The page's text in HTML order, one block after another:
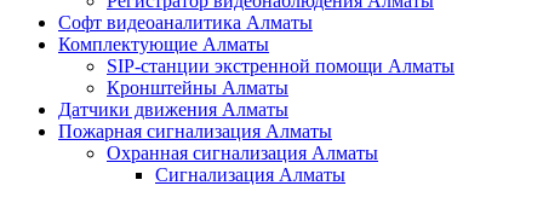
Софт видеоаналитика Алматы
Комплектующие Алматы
SIP-станции экстренной помощи Алматы
Кронштейны Алматы
Датчики движения Алматы
Пожарная сигнализация Алматы
Охранная сигнализация Алматы
Сигнализация Алматы